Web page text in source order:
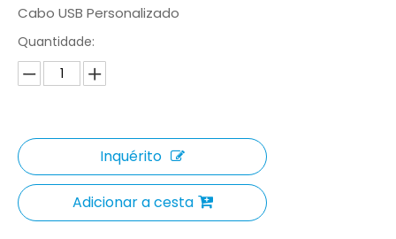
Cabo USB Personalizado
Quantidade:
Inquérito
Adicionar a cesta